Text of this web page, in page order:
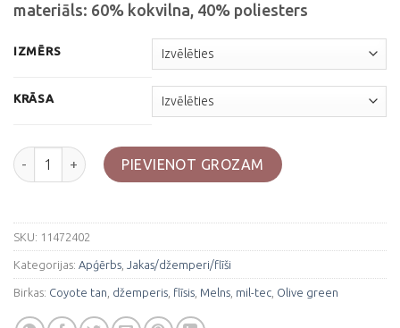
materiāls: 60% kokvilna, 40% poliesters
IZMĒRS
KRĀSA
Taktiskais džemperis, MIL-TEC daudzums
PIEVIENOT GROZAM
SKU: 11472402
Kategorijas: Apģērbs Jakas/džemperi/flīši
Birkas: Coyote tan džemperis flīsis Melns mil-tec Olive green